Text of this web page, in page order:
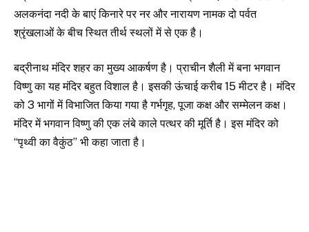
अलकनंदा नदी के बाएं किनारे पर नर और नारायण नामक दो पर्वत
श्रृंखलाओं के बीच स्थित तीर्थ स्थलों में से एक है।
बद्रीनाथ मंदिर शहर का मुख्य आकर्षण है। प्राचीन शैली में बना भगवान
विष्णु का यह मंदिर बहुत विशाल है। इसकी ऊंचाई करीब 15 मीटर है। मंदिर
को 3 भागों में विभाजित किया गया है गर्भगृह, पूजा कक्ष और सम्मेलन कक्ष।
मंदिर में भगवान विष्णु की एक लंबे काले पत्थर की मूर्ति है। इस मंदिर को
“पृथ्वी का वैकुंठ” भी कहा जाता है।